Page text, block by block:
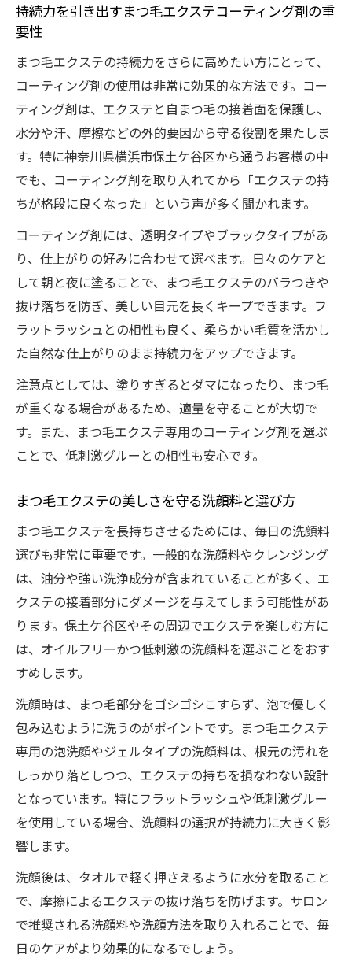
持続力を引き出すまつ毛エクステコーティング剤の重
要性
まつ毛エクステの持続力をさらに高めたい方にとって、
コーティング剤の使用は非常に効果的な方法です。コー
ティング剤は、エクステと自まつ毛の接着面を保護し、
水分や汗、摩擦などの外的要因から守る役割を果たしま
す。特に神奈川県横浜市保土ケ谷区から通うお客様の中
でも、コーティング剤を取り入れてから「エクステの持
ちが格段に良くなった」という声が多く聞かれます。
コーティング剤には、透明タイプやブラックタイプがあ
り、仕上がりの好みに合わせて選べます。日々のケアと
して朝と夜に塗ることで、まつ毛エクステのバラつきや
抜け落ちを防ぎ、美しい目元を長くキープできます。フ
ラットラッシュとの相性も良く、柔らかい毛質を活かし
た自然な仕上がりのまま持続力をアップできます。
注意点としては、塗りすぎるとダマになったり、まつ毛
が重くなる場合があるため、適量を守ることが大切で
す。また、まつ毛エクステ専用のコーティング剤を選ぶ
ことで、低刺激グルーとの相性も安心です。
まつ毛エクステの美しさを守る洗顔料と選び方
まつ毛エクステを長持ちさせるためには、毎日の洗顔料
選びも非常に重要です。一般的な洗顔料やクレンジング
は、油分や強い洗浄成分が含まれていることが多く、エ
クステの接着部分にダメージを与えてしまう可能性があ
ります。保土ケ谷区やその周辺でエクステを楽しむ方に
は、オイルフリーかつ低刺激の洗顔料を選ぶことをおす
すめします。
洗顔時は、まつ毛部分をゴシゴシこすらず、泡で優しく
包み込むように洗うのがポイントです。まつ毛エクステ
専用の泡洗顔やジェルタイプの洗顔料は、根元の汚れを
しっかり落としつつ、エクステの持ちを損なわない設計
となっています。特にフラットラッシュや低刺激グルー
を使用している場合、洗顔料の選択が持続力に大きく影
響します。
洗顔後は、タオルで軽く押さえるように水分を取ること
で、摩擦によるエクステの抜け落ちを防げます。サロン
で推奨される洗顔料や洗顔方法を取り入れることで、毎
日のケアがより効果的になるでしょう。